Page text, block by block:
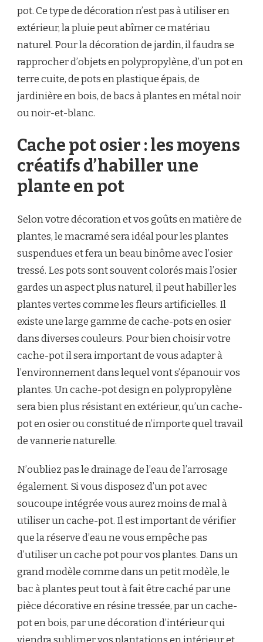
pot. Ce type de décoration n’est pas à utiliser en
extérieur, la pluie peut abîmer ce matériau
naturel. Pour la décoration de jardin, il faudra se
rapprocher d’objets en polypropylène, d’un pot en
terre cuite, de pots en plastique épais, de
jardinière en bois, de bacs à plantes en métal noir
ou noir-et-blanc.
Cache pot osier : les moyens
créatifs d’habiller une
plante en pot
Selon votre décoration et vos goûts en matière de
plantes, le macramé sera idéal pour les plantes
suspendues et fera un beau binôme avec l’osier
tressé. Les pots sont souvent colorés mais l’osier
gardes un aspect plus naturel, il peut habiller les
plantes vertes comme les fleurs artificielles. Il
existe une large gamme de cache-pots en osier
dans diverses couleurs. Pour bien choisir votre
cache-pot il sera important de vous adapter à
l’environnement dans lequel vont s’épanouir vos
plantes. Un cache-pot design en polypropylène
sera bien plus résistant en extérieur, qu’un cache-
pot en osier ou constitué de n’importe quel travail
de vannerie naturelle.
N’oubliez pas le drainage de l’eau de l’arrosage
également. Si vous disposez d’un pot avec
soucoupe intégrée vous aurez moins de mal à
utiliser un cache-pot. Il est important de vérifier
que la réserve d’eau ne vous empêche pas
d’utiliser un cache pot pour vos plantes. Dans un
grand modèle comme dans un petit modèle, le
bac à plantes peut tout à fait être caché par une
pièce décorative en résine tressée, par un cache-
pot en bois, par une décoration d’intérieur qui